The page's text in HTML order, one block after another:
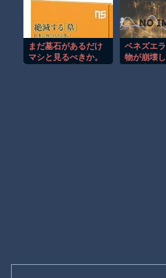
る瞬間！！
まだ墓石があるだけ
マシと見るべきか。
ベネズエ
物が崩壊